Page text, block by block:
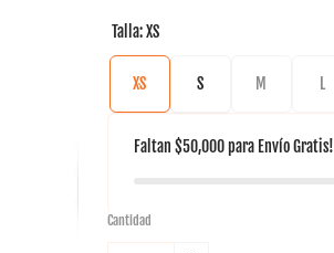
Talla:XS
XS S M L
Faltan $50,000para Envío Gratis!
Cantidad